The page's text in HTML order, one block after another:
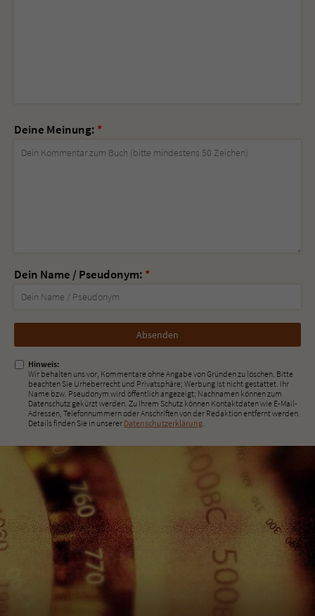
Deine Meinung: *
Dein Name / Pseudonym: *
Nicht
ausfüllen!
Hinweis:
Wir behalten uns vor, Kommentare ohne Angabe von Gründen zu löschen. Bitte
beachten Sie Urheberrecht und Privatsphäre; Werbung ist nicht gestattet. Ihr
Name bzw. Pseudonym wird öffentlich angezeigt; Nachnamen können zum
Datenschutz gekürzt werden. Zu Ihrem Schutz können Kontaktdaten wie E-Mail-
Adressen, Telefonnummern oder Anschriften von der Redaktion entfernt werden.
Details finden Sie in unserer Datenschutzerklärung.